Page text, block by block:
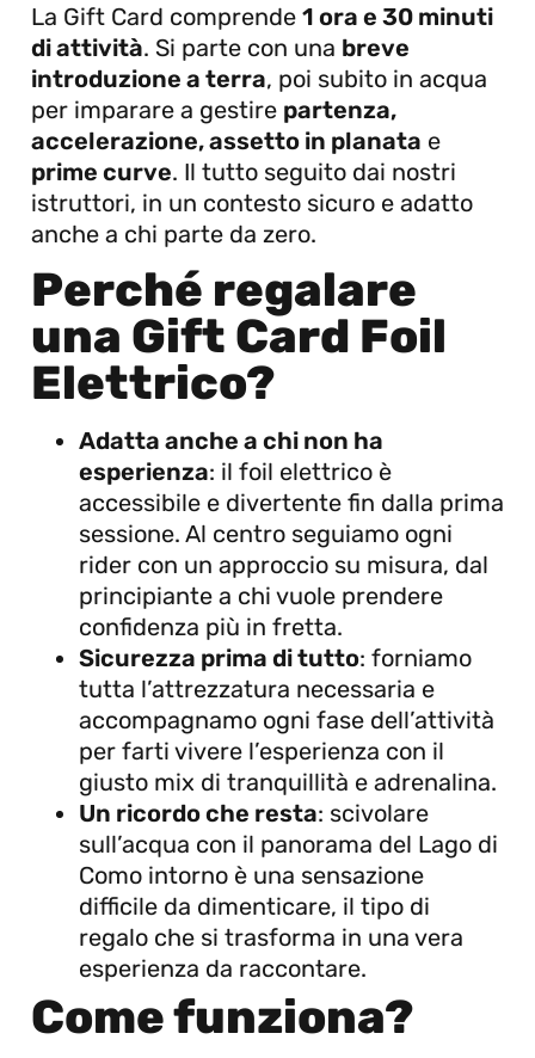
La Gift Card comprende 1 ora e 30 minuti
di attività. Si parte con una breve
introduzione a terra, poi subito in acqua
per imparare a gestire partenza,
accelerazione, assetto in planata e
prime curve. Il tutto seguito dai nostri
istruttori, in un contesto sicuro e adatto
anche a chi parte da zero.
Perché regalare
una Gift Card Foil
Elettrico?
Adatta anche a chi non ha
esperienza: il foil elettrico è
accessibile e divertente fin dalla prima
sessione. Al centro seguiamo ogni
rider con un approccio su misura, dal
principiante a chi vuole prendere
confidenza più in fretta.
Sicurezza prima di tutto: forniamo
tutta l’attrezzatura necessaria e
accompagnamo ogni fase dell’attività
per farti vivere l’esperienza con il
giusto mix di tranquillità e adrenalina.
Un ricordo che resta: scivolare
sull’acqua con il panorama del Lago di
Como intorno è una sensazione
difficile da dimenticare, il tipo di
regalo che si trasforma in una vera
esperienza da raccontare.
Come funziona?